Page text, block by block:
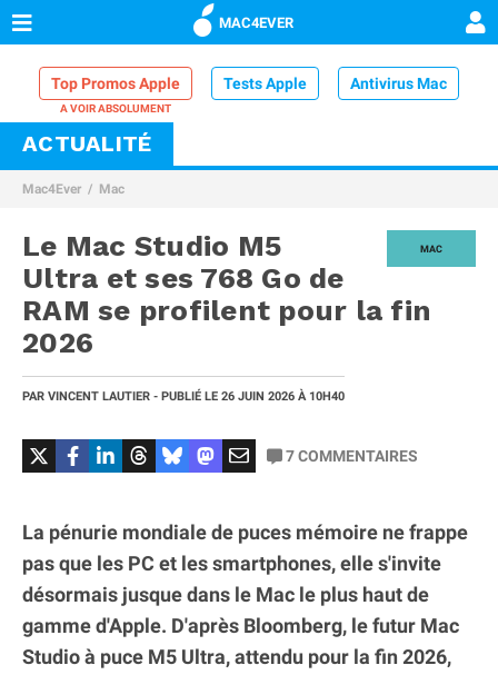
MAC4EVER
Top Promos Apple Tests Apple Antivirus Mac
VPN Mac
Comparatif iPhone
ACTUALITÉ
Mac4Ever Mac
MAC
Le Mac Studio M5
Ultra et ses 768 Go de
RAM se profilent pour la fin
2026
PAR VINCENT LAUTIER - PUBLIÉ LE 26 JUIN 2026 À 10H40
7COMMENTAIRES
La pénurie mondiale de puces mémoire ne frappe
pas que les PC et les smartphones, elle s'invite
désormais jusque dans le Mac le plus haut de
gamme d'Apple. D'après Bloomberg, le futur Mac
Studio à puce M5 Ultra, attendu pour la fin 2026,